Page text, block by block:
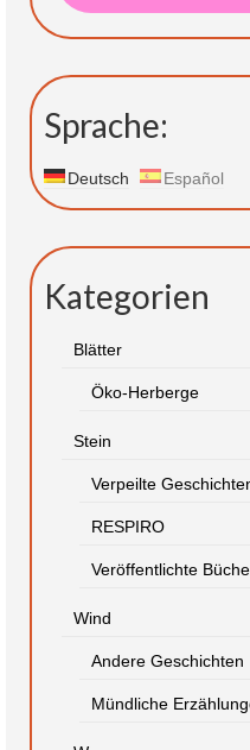
Sprache:
Deutsch Español
Kategorien
Blätter
Öko-Herberge
Stein
Verpeilte
RESPIRO
Veröffentlichte
Wind
Andere Geschichten
Mündliche